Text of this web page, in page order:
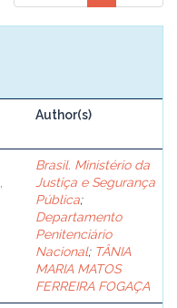
Author(s)
Brasil. Ministério da
Justiça e Segurança
Pública;
Departamento
Penitenciário
Nacional; TÂNIA
MARIA MATOS
FERREIRA FOGAÇA